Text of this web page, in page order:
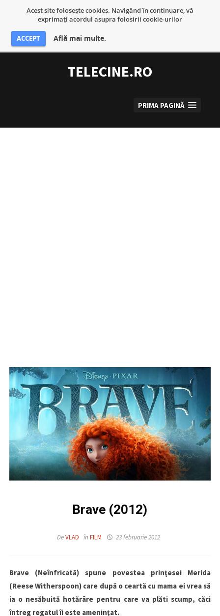
Acest site foloseşte cookies. Navigând în continuare, vă
exprimaţi acordul asupra folosirii cookie-urilor
ACCEPT Află mai multe.
conținut
TELECINE.RO
PRIMA PAGINĂ
Brave (2012)
DeVLAD în FILM 23 februarie 2012
Brave (Neînfricată) spune povestea prinţesei Merida
(Reese Witherspoon) care după o ceartă cu mama ei vrea să
ia o nesăbuită hotărâre pentru care va plăti scump, căci
întreg regatul îi este ameninţat.